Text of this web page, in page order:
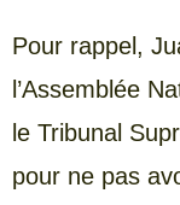
Pour rappel,
l’Assemblée
le Tribunal
pour ne pas